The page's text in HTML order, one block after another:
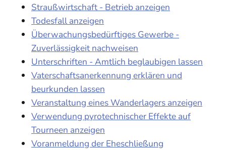
Straußwirtschaft - Betrieb anzeigen
Todesfall anzeigen
Überwachungsbedürftiges Gewerbe -
Zuverlässigkeit nachweisen
Unterschriften - Amtlich beglaubigen lassen
Vaterschaftsanerkennung erklären und
beurkunden lassen
Veranstaltung eines Wanderlagers anzeigen
Verwendung pyrotechnischer Effekte auf
Tourneen anzeigen
Voranmeldung der Eheschließung